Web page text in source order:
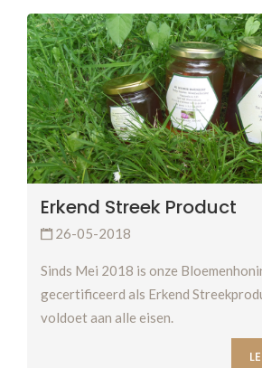
Erkend Streek Product
26-05-2018
Sinds Mei 2018 is onze
gecertificeerd als Erkend
voldoet aan alle eisen.